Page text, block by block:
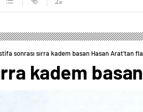
sonrası sırra kadem basan Hasan Arat’tan
kadem